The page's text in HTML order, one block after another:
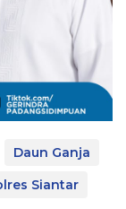
Daun Ganja
Siantar